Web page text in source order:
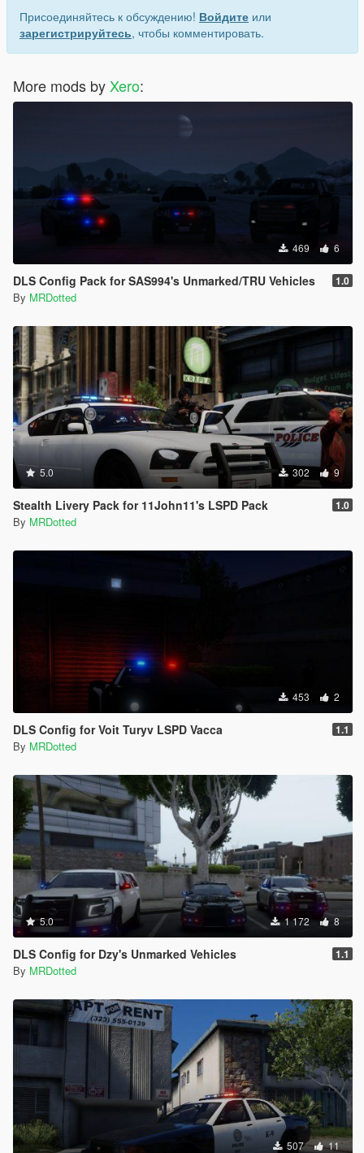
Присоединяйтесь к обсуждению! Войдите или
зарегистрируйтесь, чтобы комментировать.
More mods byXero:
469 6
DLS Config Pack for SAS994's Unmarked/TRU Vehicles 1.0
By MRDotted
5.0 302 9
Stealth Livery Pack for 11John11's LSPD Pack 1.0
By MRDotted
453 2
DLS Config for Voit Turyv LSPD Vacca 1.1
By MRDotted
5.0 1 172 8
DLS Config for Dzy's Unmarked Vehicles 1.1
By MRDotted
507 11